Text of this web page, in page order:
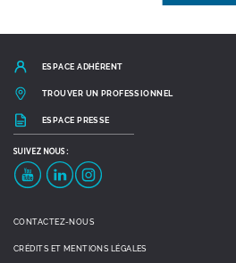
ESPACE ADHÉRENT
TROUVER UN PROFESSIONNEL
ESPACE PRESSE
SUIVEZ NOUS :
CONTACTEZ-NOUS
CRÉDITS ET MENTIONS LÉGALES